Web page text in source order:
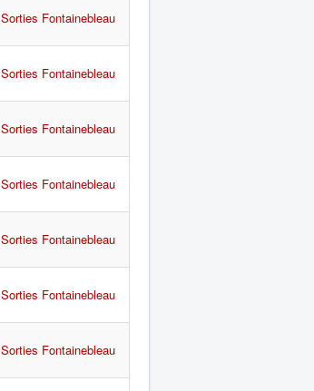
Sorties Fontainebleau
Sorties Fontainebleau
Sorties Fontainebleau
Sorties Fontainebleau
Sorties Fontainebleau
Sorties Fontainebleau
Sorties Fontainebleau